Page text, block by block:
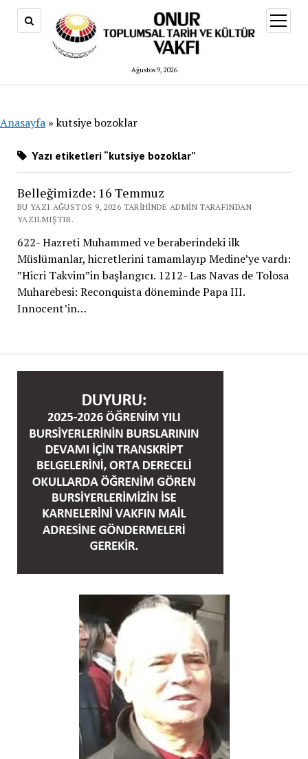
Ağustos 9, 2026
aç
Anasayfa »kutsiye bozoklar
Yazı etiketleri “kutsiye bozoklar”
Belleğimizde: 16 Temmuz
BU YAZI AĞUSTOS 9, 2026 TARIHINDE ADMIN TARAFINDAN
YAZILMIŞTIR.
622- Hazreti Muhammed ve beraberindeki ilk
Müslümanlar, hicretlerini tamamlayıp Medine’ye vardı:
”Hicri Takvim”in başlangıcı. 1212- Las Navas de Tolosa
Muharebesi: Reconquista döneminde Papa III.
Innocent’in…